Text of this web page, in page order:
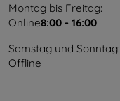
Montag bis Freitag:
Online8:00 - 16:00
Samstag und Sonntag:
Offline